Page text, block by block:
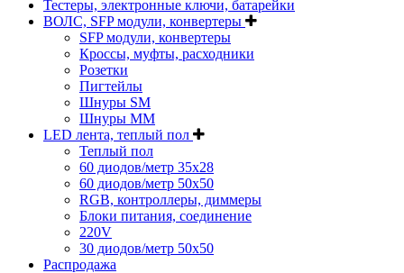
Тестеры, электронные ключи, батарейки
ВОЛС, SFP модули, конвертеры
SFP модули, конвертеры
Кроссы, муфты, расходники
Розетки
Пигтейлы
Шнуры SM
Шнуры MM
LED лента, теплый пол
Теплый пол
60 диодов/метр 35x28
60 диодов/метр 50x50
RGB, контроллеры, диммеры
Блоки питания, соединение
220V
30 диодов/метр 50х50
Распродажа